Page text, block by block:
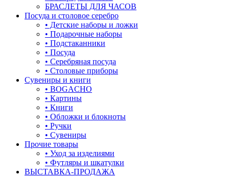
23.5
25-28
обереги
один камень
под гравировку
подкова
предметы
прямоугольник
птицы
БРАСЛЕТЫ ДЛЯ ЧАСОВ
Посуда и столовое серебро
• Детские наборы и ложки
• Подарочные наборы
• Подстаканники
• Посуда
• Серебряная посуда
• Столовые приборы
Сувениры и книги
• BOGACHO
• Картины
• Книги
• Обложки и блокноты
• Ручки
• Сувениры
Прочие товары
• Уход за изделиями
• Футляры и шкатулки
ВЫСТАВКА-ПРОДАЖА